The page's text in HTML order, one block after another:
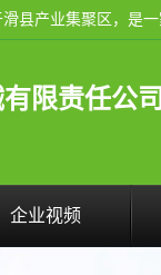
限责任公司
企业视频